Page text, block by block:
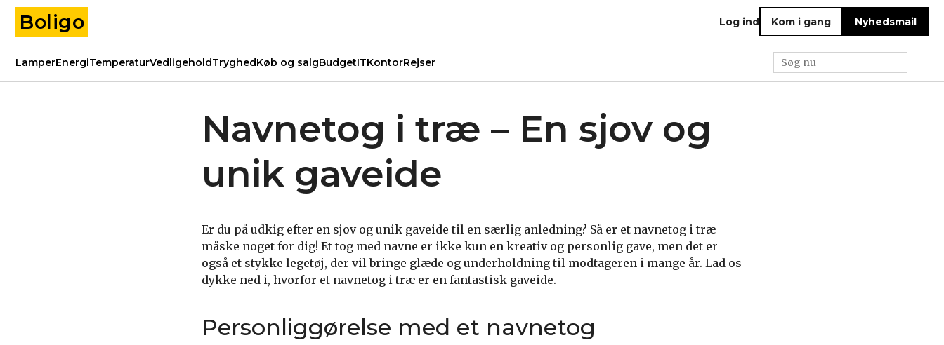
Boligo Log ind Kom i gang Nyhedsmail
LamperEnergiTemperaturVedligeholdTryghedKøb og salgBudgetITKontorRejser
Navnetog i træ – En sjov og
unik gaveide
Er du på udkig efter en sjov og unik gaveide til en særlig anledning? Så er et navnetog i træ
måske noget for dig! Et tog med navne er ikke kun en kreativ og personlig gave, men det er
også et stykke legetøj, der vil bringe glæde og underholdning til modtageren i mange år. Lad os
dykke ned i, hvorfor et navnetog i træ er en fantastisk gaveide.
Personliggørelse med et navnetog